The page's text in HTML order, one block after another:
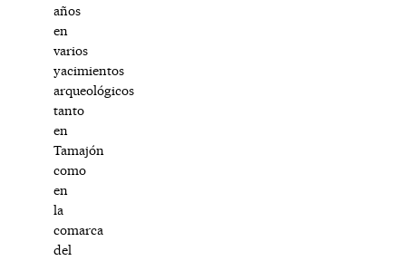
años
en
varios
yacimientos
arqueológicos
tanto
en
Tamajón
como
en
la
comarca
del